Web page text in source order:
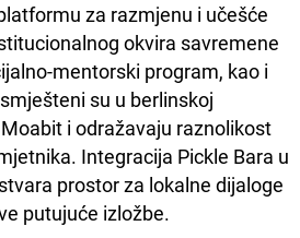
za razmjenu i učešće
okvira savremene
mentorski program, kao i
su u berlinskoj
i odražavaju raznolikost
Integracija Pickle Bara u
prostor za lokalne dijaloge
putujuće izložbe.